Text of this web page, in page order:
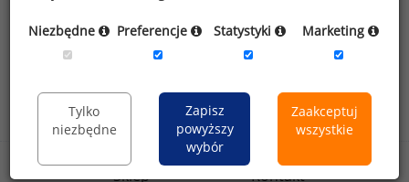
wynagrodzenia.pl
sedlak.pl
kfw.sedlak.pl
badania
HR.pl wskaznikiHR.pl
Sklep Kontakt
Niezbędne Preferencje Statystyki Marketing
Tylko
niezbędne
Zapisz
powyższy
wybór
Zaakceptuj
wszystkie